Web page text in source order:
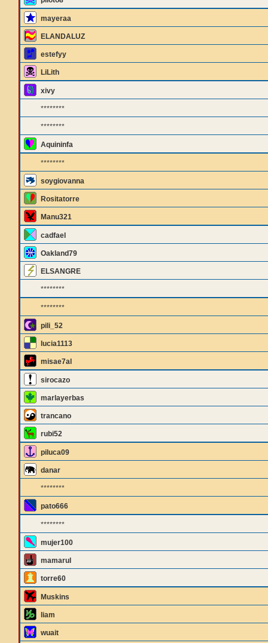
mayeraa
ELANDALUZ
estefyy
LiLith
xivy
********
********
Aquininfa
********
soygiovanna
Rositatorre
Manu321
cadfael
Oakland79
ELSANGRE
********
********
pili_52
lucia1113
misae7al
sirocazo
marlayerbas
trancano
rubi52
piluca09
danar
********
pato666
********
mujer100
mamarul
torre60
Muskins
liam
wuait